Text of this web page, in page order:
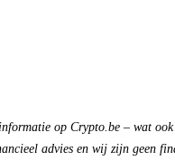
op Crypto.be – wat ook
advies en wij zijn geen